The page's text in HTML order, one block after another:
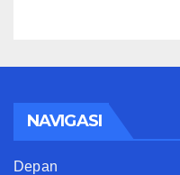
NAVIGASI
Depan